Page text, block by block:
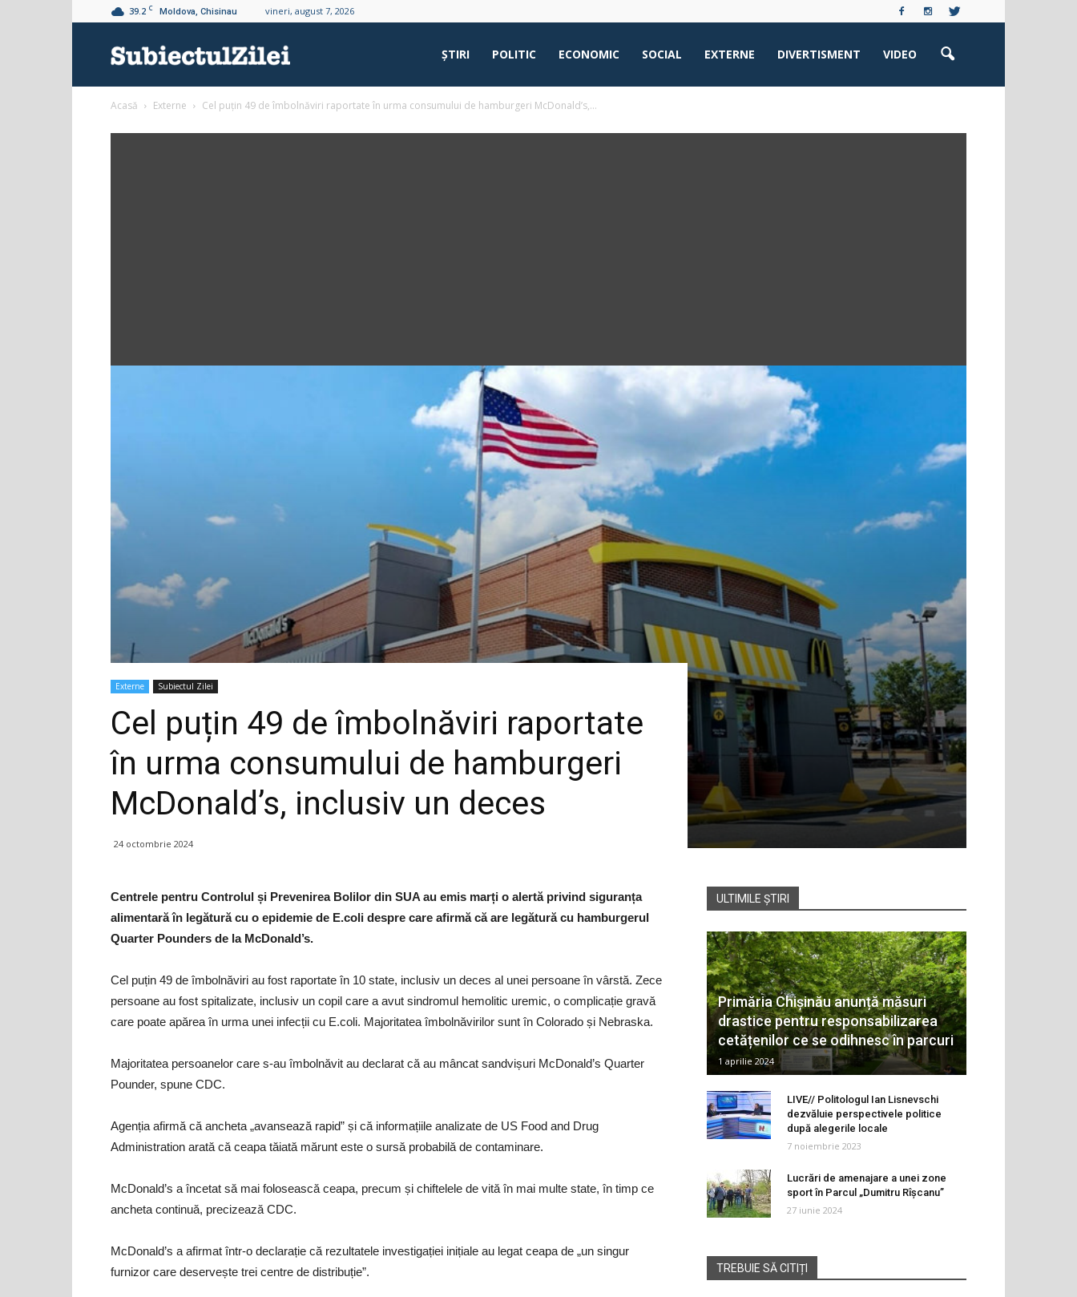
39.2 C Moldova, Chisinau vineri, august 7, 2026
ŞTIRI POLITIC ECONOMIC SOCIAL EXTERNE DIVERTISMENT VIDEO
Acasă Externe Cel puțin 49 de îmbolnăviri raportate în urma consumului de hamburgeri McDonald’s,...
Externe Subiectul Zilei
Cel puțin 49 de îmbolnăviri raportate
în urma consumului de hamburgeri
McDonald’s, inclusiv un deces
24 octombrie 2024
Centrele pentru Controlul și Prevenirea Bolilor din SUA au emis marți o alertă privind siguranța
alimentară în legătură cu o epidemie de E.coli despre care afirmă că are legătură cu hamburgerul
Quarter Pounders de la McDonald’s.
Cel puțin 49 de îmbolnăviri au fost raportate în 10 state, inclusiv un deces al unei persoane în vârstă. Zece
persoane au fost spitalizate, inclusiv un copil care a avut sindromul hemolitic uremic, o complicație gravă
care poate apărea în urma unei infecții cu E.coli. Majoritatea îmbolnăvirilor sunt în Colorado și Nebraska.
Majoritatea persoanelor care s-au îmbolnăvit au declarat că au mâncat sandvișuri McDonald’s Quarter
Pounder, spune CDC.
Agenția afirmă că ancheta „avansează rapid” și că informațiile analizate de US Food and Drug
Administration arată că ceapa tăiată mărunt este o sursă probabilă de contaminare.
McDonald’s a încetat să mai folosească ceapa, precum și chiftelele de vită în mai multe state, în timp ce
ancheta continuă, precizează CDC.
McDonald’s a afirmat într-o declarație că rezultatele investigației inițiale au legat ceapa de „un singur
furnizor care deservește trei centre de distribuție”.
ULTIMILE ȘTIRI
Primăria Chișinău anunță măsuri
drastice pentru responsabilizarea
cetățenilor ce se odihnesc în parcuri
1 aprilie 2024
LIVE// Politologul Ian Lisnevschi
dezvăluie perspectivele politice
după alegerile locale
7 noiembrie 2023
Lucrări de amenajare a unei zone
sport în Parcul „Dumitru Rîșcanu”
27 iunie 2024
TREBUIE SĂ CITIȚI